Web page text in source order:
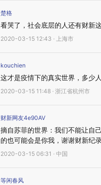
楚格
看哭了，社会底层的人还有财新
2020-03-15 12:43 · 上海市
kouchien
这才是疫情下的真实世界，多少
2020-03-15 11:48 · 浙江省杭州市
财新网友4e90AV
摘自苏菲的世界：我们不能让自
的也可能会是你我，谢谢财新纪
2020-03-15 06:31 · 中国
等闲春风